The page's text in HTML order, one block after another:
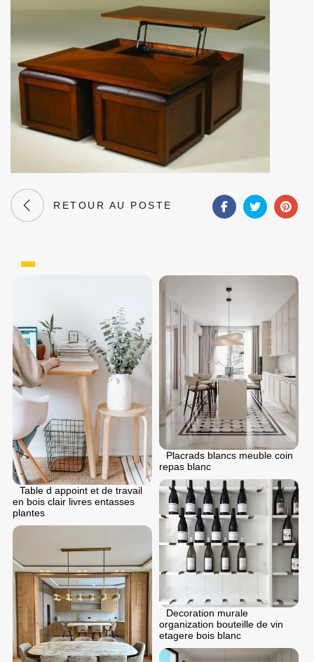
RETOUR AU POSTE
Table d appoint et de travail
en bois clair livres entasses
plantes
Placrads blancs meuble coin
repas blanc
Decoration murale
organization bouteille de vin
etagere bois blanc